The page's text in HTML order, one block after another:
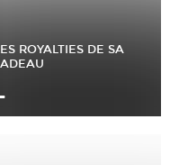
ROYALTIES DE SA